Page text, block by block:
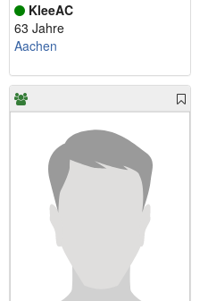
KleeAC
63 Jahre
Aachen